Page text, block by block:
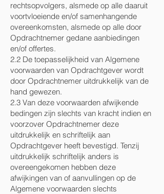
rechtsopvolgers, alsmede op alle daaruit
voortvloeiende en/of samenhangende
overeenkomsten, alsmede op alle door
Opdrachtnemer gedane aanbiedingen
en/of offertes.
2.2 De toepasselijkheid van Algemene
voorwaarden van Opdrachtgever wordt
door Opdrachtnemer uitdrukkelijk van de
hand gewezen.
2.3 Van deze voorwaarden afwijkende
bedingen zijn slechts van kracht indien en
voorzover Opdrachtnemer deze
uitdrukkelijk en schriftelijk aan
Opdrachtgever heeft bevestigd. Tenzij
uitdrukkelijk schriftelijk anders is
overeengekomen hebben deze
afwijkingen van of aanvullingen op de
Algemene voorwaarden slechts